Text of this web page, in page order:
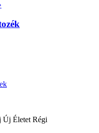
Új Életet Régi